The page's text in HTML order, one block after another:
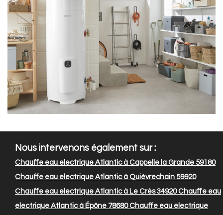
Nous intervenons également sur :
Chauffe eau electrique Atlantic à Cappelle la Grande 59180
Chauffe eau electrique Atlantic à Quiévrechain 59920
Chauffe eau electrique Atlantic à Le Crès 34920Chauffe eau
electrique Atlantic à Épône 78680Chauffe eau electrique